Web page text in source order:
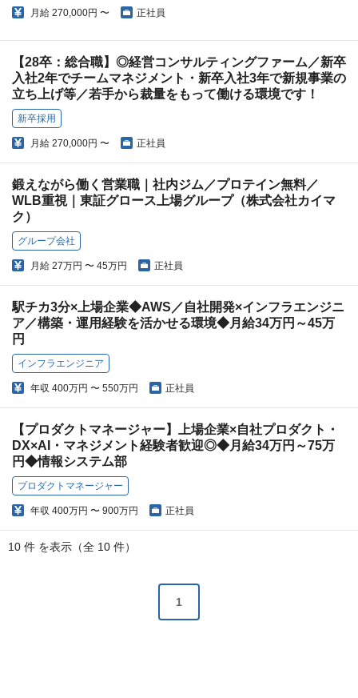
月給 270,000円 〜 正社員
【28卒：総合職】◎経営コンサルティングファーム／新卒
入社2年でチームマネジメント・新卒入社3年で新規事業の
立ち上げ等／若手から裁量をもって働ける環境です！
新卒採用
月給 270,000円 〜 正社員
鍛えながら働く営業職｜社内ジム／プロテイン無料／
WLB重視｜東証グロース上場グループ（株式会社カイマ
ク）
グループ会社
月給 27万円 〜 45万円 正社員
駅チカ3分×上場企業◆AWS／自社開発×インフラエンジニ
ア／構築・運用経験を活かせる環境◆月給34万円～45万
円
インフラエンジニア
年収 400万円 〜 550万円 正社員
【プロダクトマネージャー】上場企業×自社プロダクト・
DX×AI・マネジメント経験者歓迎◎◆月給34万円～75万
円◆情報システム部
プロダクトマネージャー
年収 400万円 〜 900万円 正社員
10 件 を表示（全 10 件）
1